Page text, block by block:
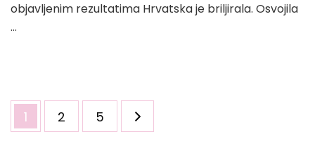
objavljenim rezultatima Hrvatska je briljirala. Osvojila
…
Brojevi
stranica
Page
1 Page
2 Page
5